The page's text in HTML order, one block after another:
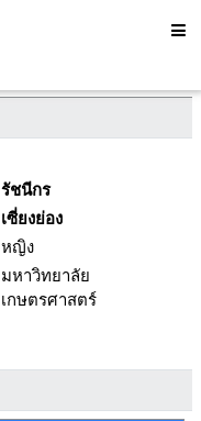
รัชนีกร
เซี่ยงย่อง
หญิง
มหาวิทยาลัย
เกษตรศาสตร์